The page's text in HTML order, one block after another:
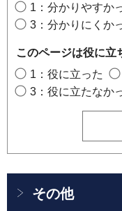
1：分かりやすか
3：分かりにくか
このページは役に立
1：役に立った
3：役に立たなか
その他